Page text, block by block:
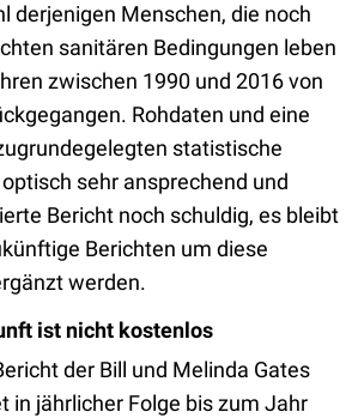
derjenigen Menschen, die noch
sanitären Bedingungen leben
zwischen 1990 und 2016 von
Rohdaten und eine
statistische
sehr ansprechend und
Bericht noch schuldig, es bleibt
Berichten um diese
werden.
ist nicht kostenlos
der Bill und Melinda Gates
in jährlicher Folge bis zum Jahr